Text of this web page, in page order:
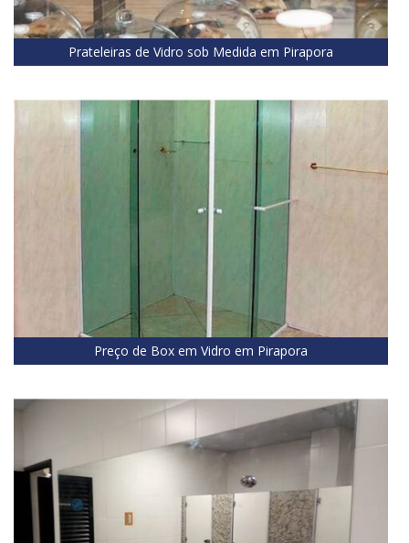
Prateleiras de Vidro sob Medida em Pirapora
Preço de Box em Vidro em Pirapora